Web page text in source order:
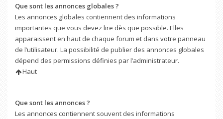
Que sont les annonces globales ?
Les annonces globales contiennent des informations
importantes que vous devez lire dès que possible. Elles
apparaissent en haut de chaque forum et dans votre panneau
de l’utilisateur. La possibilité de publier des annonces globales
dépend des permissions définies par l’administrateur.
Haut
Que sont les annonces ?
Les annonces contiennent souvent des informations